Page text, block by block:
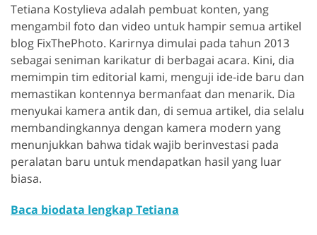
Tetiana Kostylieva adalah pembuat konten, yang
mengambil foto dan video untuk hampir semua artikel
blog FixThePhoto. Karirnya dimulai pada tahun 2013
sebagai seniman karikatur di berbagai acara. Kini, dia
memimpin tim editorial kami, menguji ide-ide baru dan
memastikan kontennya bermanfaat dan menarik. Dia
menyukai kamera antik dan, di semua artikel, dia selalu
membandingkannya dengan kamera modern yang
menunjukkan bahwa tidak wajib berinvestasi pada
peralatan baru untuk mendapatkan hasil yang luar
biasa.
Baca biodata lengkap Tetiana